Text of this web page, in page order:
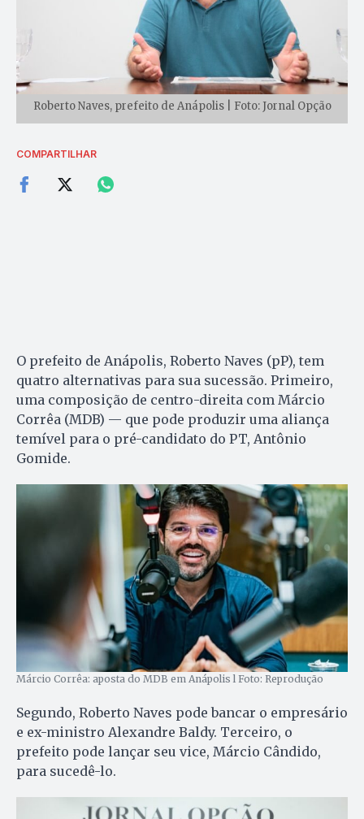
Roberto Naves, prefeito de Anápolis | Foto: Jornal Opção
COMPARTILHAR
O prefeito de Anápolis, Roberto Naves (pP), tem
quatro alternativas para sua sucessão. Primeiro,
uma composição de centro-direita com Márcio
Corrêa (MDB) — que pode produzir uma aliança
temível para o pré-candidato do PT, Antônio
Gomide.
Márcio Corrêa: aposta do MDB em Anápolis l Foto: Reprodução
Segundo, Roberto Naves pode bancar o empresário
e ex-ministro Alexandre Baldy. Terceiro, o
prefeito pode lançar seu vice, Márcio Cândido,
para sucedê-lo.